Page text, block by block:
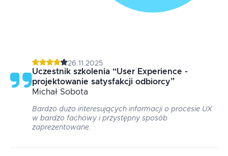
26.11.2025
Uczestnik szkolenia “User Experience -
projektowanie satysfakcji odbiorcy”
Michał Sobota
Bardzo dużo interesujących informacji o procesie UX
w bardzo fachowy i przystępny sposób
zaprezentowane.